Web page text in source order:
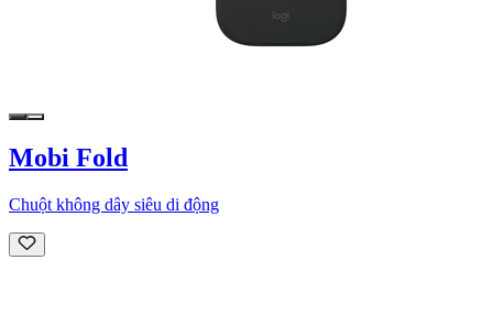
Mobi Fold
Chuột không dây siêu di động